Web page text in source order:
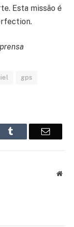
Esta missão é
gps
Tumblr Email